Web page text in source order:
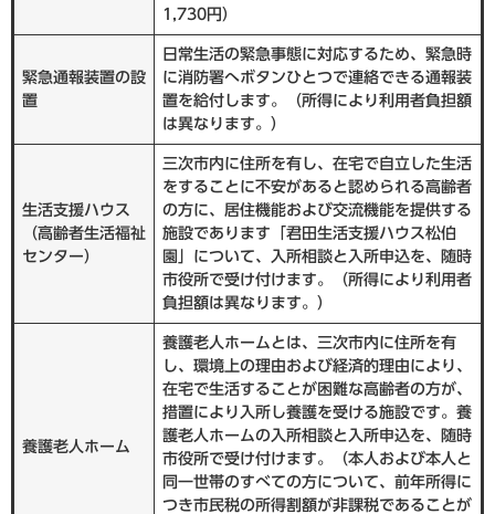
1,730円）
緊急通報装置の設
置
日常生活の緊急事態に対応するため、緊急時
に消防署へボタンひとつで連絡できる通報装
置を給付します。（所得により利用者負担額
は異なります。）
生活支援ハウス
（高齢者生活福祉
センター）
三次市内に住所を有し、在宅で自立した生活
をすることに不安があると認められる高齢者
の方に、居住機能および交流機能を提供する
施設であります「君田生活支援ハウス松伯
園」について、入所相談と入所申込を、随時
市役所で受け付けます。（所得により利用者
負担額は異なります。）
養護老人ホーム
養護老人ホームとは、三次市内に住所を有
し、環境上の理由および経済的理由により、
在宅で生活することが困難な高齢者の方が、
措置により入所し養護を受ける施設です。養
護老人ホームの入所相談と入所申込を、随時
市役所で受け付けます。（本人および本人と
同一世帯のすべての方について、前年所得に
つき市民税の所得割額が非課税であることが